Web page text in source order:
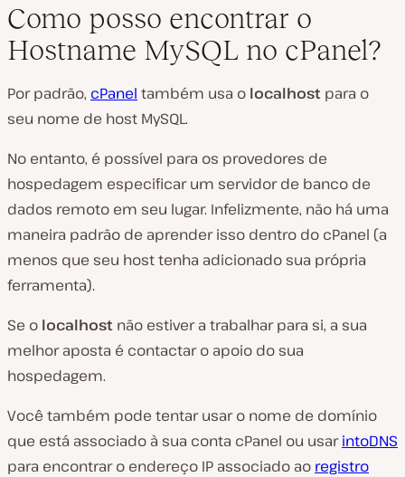
Como posso encontrar o
Hostname MySQL no cPanel?
Por padrão, cPanel também usa o localhost para o
seu nome de host MySQL.
No entanto, é possível para os provedores de
hospedagem especificar um servidor de banco de
dados remoto em seu lugar. Infelizmente, não há uma
maneira padrão de aprender isso dentro do cPanel (a
menos que seu host tenha adicionado sua própria
ferramenta).
Se o localhost não estiver a trabalhar para si, a sua
melhor aposta é contactar o apoio do sua
hospedagem.
Você também pode tentar usar o nome de domínio
que está associado à sua conta cPanel ou usarintoDNS
para encontrar o endereço IP associado ao registro